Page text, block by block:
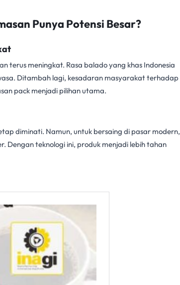
Punya Potensi Besar?
terus meningkat. Rasa balado yang khas Indonesia
Ditambah lagi, kesadaran masyarakat terhadap
pack menjadi pilihan utama.
diminati. Namun, untuk bersaing di pasar modern,
. Dengan teknologi ini, produk menjadi lebih tahan